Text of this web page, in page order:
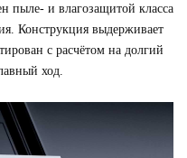
пыле- и влагозащитой класса
Конструкция выдерживает
с расчётом на долгий
ход.